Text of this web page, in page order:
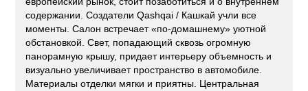
содержании. Создатели Qashqai / Кашкай учли все
моменты. Салон встречает «по-домашнему» уютной
обстановкой. Свет, попадающий сквозь огромную
панорамную крышу, придает интерьеру объемность и
визуально увеличивает пространство в автомобиле.
Материалы отделки мягки и приятны. Центральная